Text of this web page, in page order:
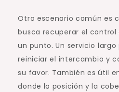
Otro escenario común es
busca recuperar el control
un punto. Un servicio
reiniciar el intercambio y
su favor. También es útil
donde la posición y la